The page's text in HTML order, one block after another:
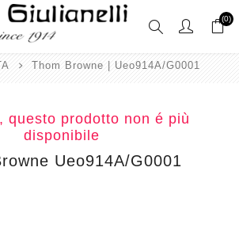
(0)
Thom Browne | Ueo914A/G0001
questo prodotto non é più
disponibile
Ueo914A/G0001